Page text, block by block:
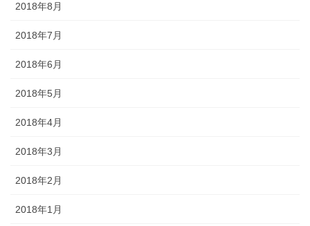
2018年8月
2018年7月
2018年6月
2018年5月
2018年4月
2018年3月
2018年2月
2018年1月